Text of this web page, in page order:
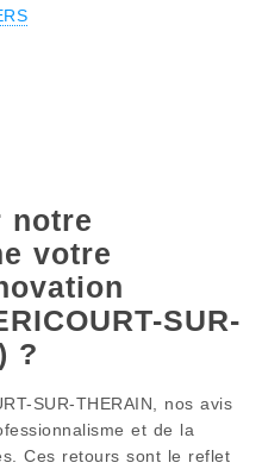
notre
votre
SUR-
?
SUR-THERAIN, nos avis
et de la
Ces retours sont le reflet